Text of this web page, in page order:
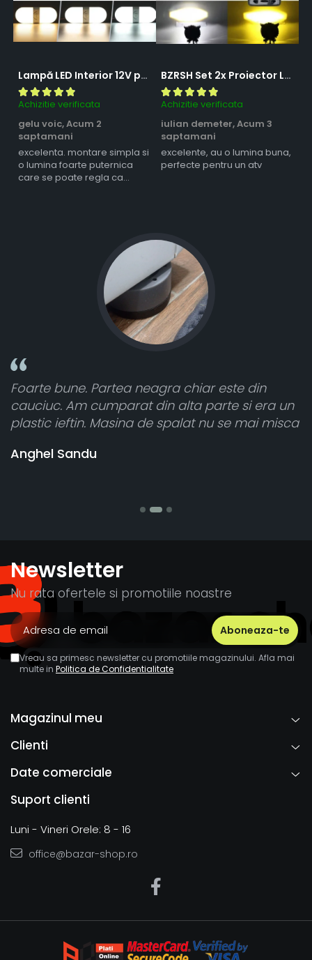
Lampă LED Interior 12V pentru Dubă, Camper și Rulotă - 180LED, 33 cm, 3 Temperaturii de Culoare, Intensitate Reglabilă, Iluminare Compartiment Marfă
Achizitie verificata
gelu voic,Acum 2
saptamani
excelenta. montare simpla si
o lumina foarte puternica
care se poate regla ca
BZRSH Set 2x Proiector LED Bufnita 50W Lupa 2 Faze Alb-Galben 12-24V Moto ATV
Achizitie verificata
iulian demeter,Acum 3
saptamani
excelente, au o lumina buna,
perfecte pentru un atv
este din
parte si era un
se mai misca
Toate sunt foarte luminoase și
atât de bine în curtea din spate.
cele 8 bucati dar una nu a
Newsletter
Nu rata ofertele si promotiile noastre
Vreau sa primesc newsletter cu promotiile magazinului. Afla mai
multe in Politica de Confidentialitate
Magazinul meu
Clienti
Date comerciale
Suport clienti
Luni - Vineri Orele: 8 - 16
office@bazar-shop.ro